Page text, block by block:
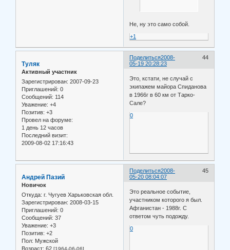
Не, ну это само собой.
+1
Поделиться 44
2008-
05-19 20:28:23
Туляк
Активный участник
Зарегистрирован: 2007-09-23
Приглашений: 0
Сообщений: 114
Уважение: +4
Позитив: +3
Провел на форуме:
1 день 12 часов
Последний визит:
2009-08-02 17:16:43
Это, кстати, не случай с
экипажем майора Спиданова
в 1966г в 60 км от Тарко-
Сале?
0
Поделиться 45
2008-
05-20 08:04:07
Андрей Пазий
Новичок
Откуда: г. Чугуев Харьковская обл.
Зарегистрирован: 2008-03-15
Приглашений: 0
Сообщений: 37
Уважение: +3
Позитив: +2
Пол: Мужской
Возраст: 62 [1964-06-06]
Это реальное событие,
участником которого я был.
Афганистан - 1988г. С
ответом чуть подожду.
0